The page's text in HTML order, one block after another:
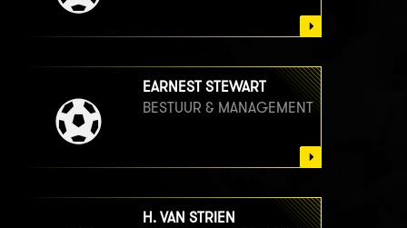
EARNEST STEWART
BESTUUR & MANAGEMENT
H. VAN STRIEN